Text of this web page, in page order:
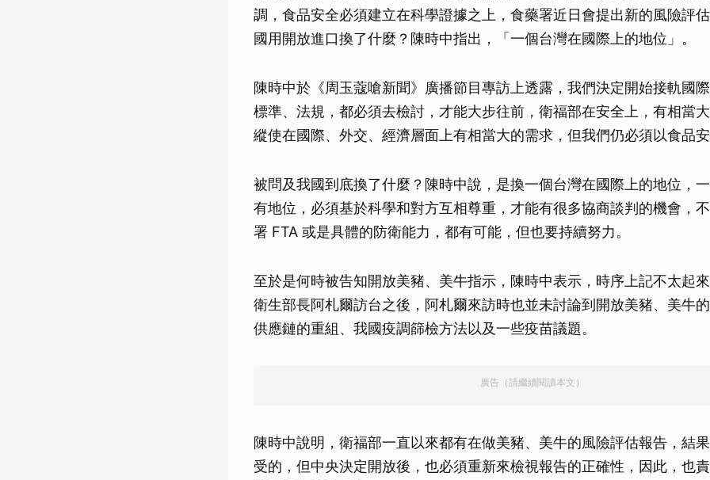
調，食品安全必須建立在科學證據之上，食藥署近日會提出新的風險評
國用開放進口換了什麼？陳時中指出，「一個台灣在國際上的地位」。
陳時中於《周玉蔻嗆新聞》廣播節目專訪上透露，我們決定開始接軌國
標準、法規，都必須去檢討，才能大步往前，衛福部在安全上，有相當
縱使在國際、外交、經濟層面上有相當大的需求，但我們仍必須以食品安
被問及我國到底換了什麼？陳時中說，是換一個台灣在國際上的地位，
有地位，必須基於科學和對方互相尊重，才能有很多協商談判的機會，
署 FTA 或是具體的防衛能力，都有可能，但也要持續努力。
至於是何時被告知開放美豬、美牛指示，陳時中表示，時序上記不太起
衛生部長阿札爾訪台之後，阿札爾來訪時也並未討論到開放美豬、美牛
供應鏈的重組、我國疫調篩檢方法以及一些疫苗議題。
廣告（請繼續閱讀本文）
陳時中說明，衛福部一直以來都有在做美豬、美牛的風險評估報告，結
受的，但中央決定開放後，也必須重新來檢視報告的正確性，因此，也